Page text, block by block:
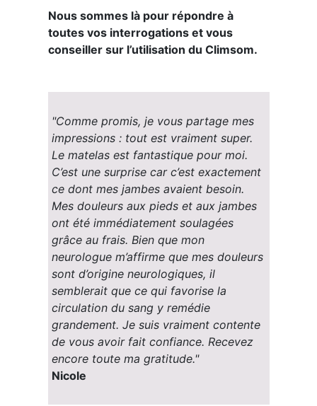
Nous sommes là pour répondre à
toutes vos interrogations et vous
conseiller sur l’utilisation du Climsom.
"Comme promis, je vous partage mes
impressions : tout est vraiment super.
Le matelas est fantastique pour moi.
C’est une surprise car c’est exactement
ce dont mes jambes avaient besoin.
Mes douleurs aux pieds et aux jambes
ont été immédiatement soulagées
grâce au frais. Bien que mon
neurologue m’affirme que mes douleurs
sont d’origine neurologiques, il
semblerait que ce qui favorise la
circulation du sang y remédie
grandement. Je suis vraiment contente
de vous avoir fait confiance. Recevez
encore toute ma gratitude."
Nicole